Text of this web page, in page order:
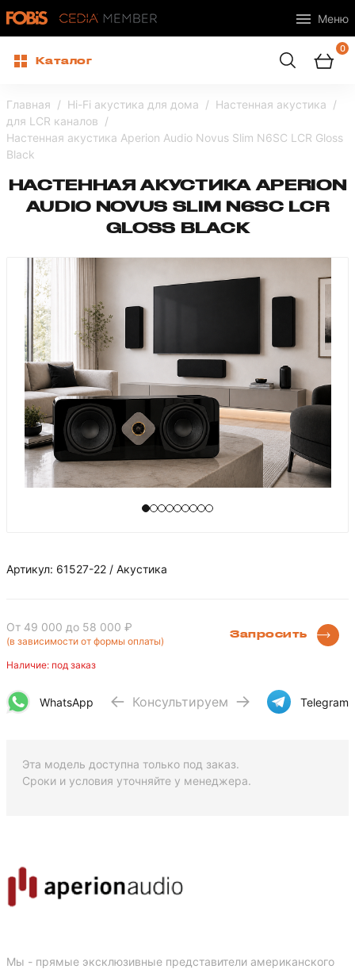
Меню
Каталог
0
Главная Hi-Fi акустика для дома
Настенная акустика
для LCR каналов
Настенная акустика Aperion Audio Novus Slim N6SC LCR Gloss
Black
НАСТЕННАЯ АКУСТИКА APERION
AUDIO NOVUS SLIM N6SC LCR
GLOSS BLACK
Артикул: 61527-22 / Акустика
От 49 000 до 58 000 ₽
(в зависимости от формы оплаты)
Наличие: под заказ
Запросить
WhatsApp Консультируем Telegram
Эта модель доступна только под заказ.
Сроки и условия уточняйте у менеджера.
Мы - прямые эксклюзивные представители американского